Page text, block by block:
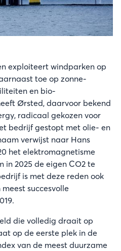
exploiteert windparken op
toe op zonne-
en bio-
Ørsted, daarvoor bekend
radicaal gekozen voor
bedrijf gestopt met olie- en
verwijst naar Hans
het elektromagnetisme
in 2025 de eigen CO2 te
is met deze reden ook
succesvolle
die volledig draait op
op de eerste plek in de
van de meest duurzame